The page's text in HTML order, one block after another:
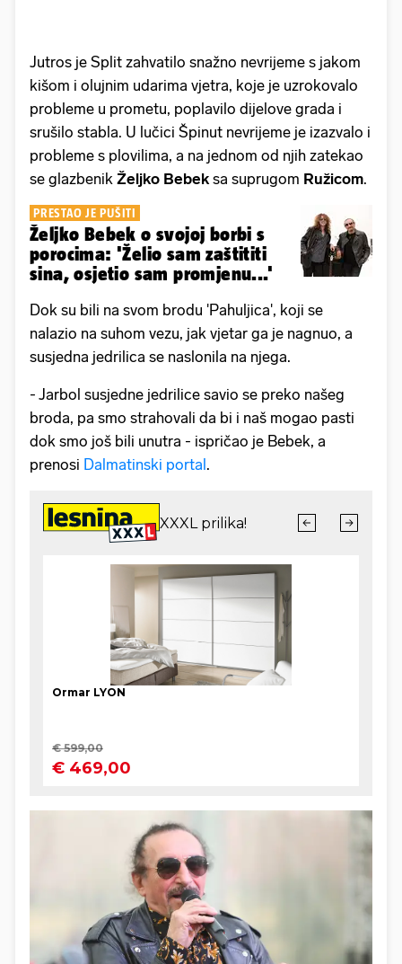
Jutros je Split zahvatilo snažno nevrijeme s jakom
kišom i olujnim udarima vjetra, koje je uzrokovalo
probleme u prometu, poplavilo dijelove grada i
srušilo stabla. U lučici Špinut nevrijeme je izazvalo i
probleme s plovilima, a na jednom od njih zatekao
se glazbenik Željko Bebek sa suprugom Ružicom.
PRESTAO JE PUŠITI
Željko Bebek o svojoj borbi s
porocima: 'Želio sam zaštititi
sina, osjetio sam promjenu...'
Dok su bili na svom brodu 'Pahuljica', koji se
nalazio na suhom vezu, jak vjetar ga je nagnuo, a
susjedna jedrilica se naslonila na njega.
- Jarbol susjedne jedrilice savio se preko našeg
broda, pa smo strahovali da bi i naš mogao pasti
dok smo još bili unutra - ispričao je Bebek, a
prenosi Dalmatinski portal.